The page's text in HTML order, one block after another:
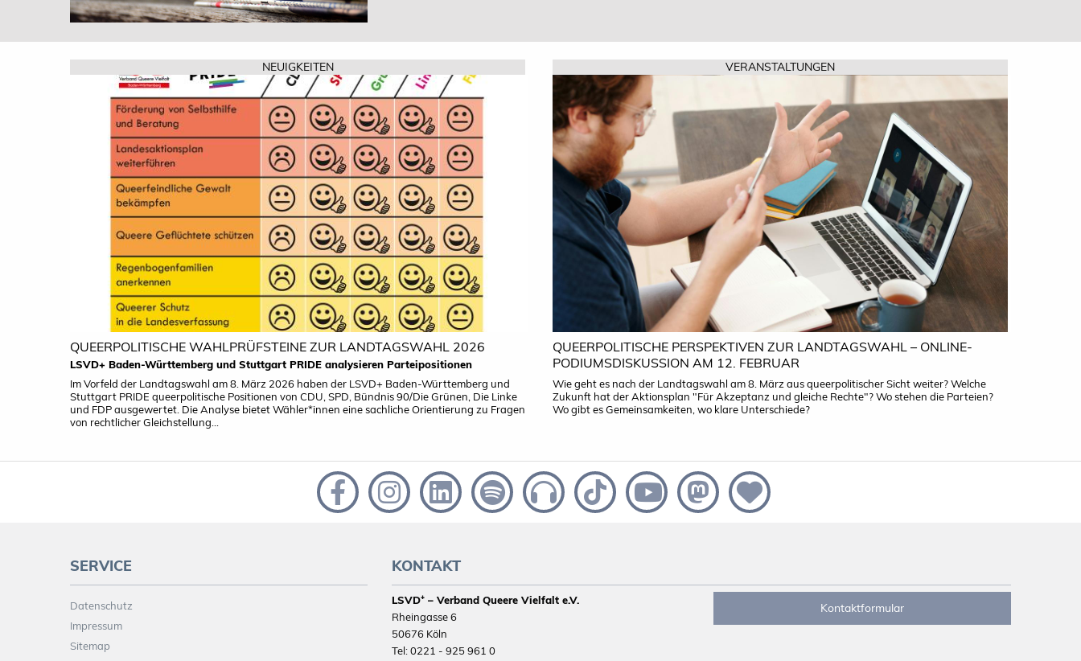
NEUIGKEITEN
QUEERPOLITISCHE WAHLPRÜFSTEINE ZUR LANDTAGSWAHL 2026
LSVD+ Baden-Württemberg und Stuttgart PRIDE analysieren Parteipositionen
Im Vorfeld der Landtagswahl am 8. März 2026 haben der LSVD+ Baden-Württemberg und
Stuttgart PRIDE queerpolitische Positionen von CDU, SPD, Bündnis 90/Die Grünen, Die Linke
und FDP ausgewertet. Die Analyse bietet Wähler*innen eine sachliche Orientierung zu Fragen
von rechtlicher Gleichstellung...
VERANSTALTUNGEN
QUEERPOLITISCHE PERSPEKTIVEN ZUR LANDTAGSWAHL – ONLINE-
PODIUMSDISKUSSION AM 12. FEBRUAR
Wie geht es nach der Landtagswahl am 8. März aus queerpolitischer Sicht weiter? Welche
Zukunft hat der Aktionsplan "Für Akzeptanz und gleiche Rechte"? Wo stehen die Parteien?
Wo gibt es Gemeinsamkeiten, wo klare Unterschiede?
SERVICE
Datenschutz
Impressum
Sitemap
KONTAKT
LSVD⁺ – Verband Queere Vielfalt e.V.
Rheingasse 6
50676 Köln
Tel: 0221 - 925 961 0
Kontaktformular